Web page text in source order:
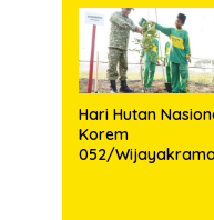
dan Penambahan
Personel
Hari Hutan
Korem
052/